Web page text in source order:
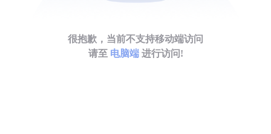
很抱歉，当前不支持移动端访问
请至 电脑端进行访问!